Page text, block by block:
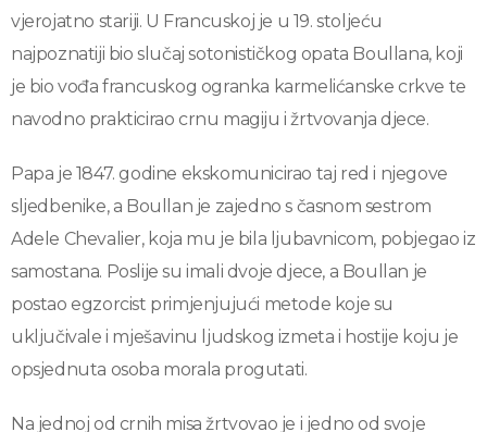
vjerojatno stariji. U Francuskoj je u 19. stoljeću
najpoznatiji bio slučaj sotonističkog opata Boullana, koji
je bio vođa francuskog ogranka karmelićanske crkve te
navodno prakticirao crnu magiju i žrtvovanja djece.
Papa je 1847. godine ekskomunicirao taj red i njegove
sljedbenike, a Boullan je zajedno s časnom sestrom
Adele Chevalier, koja mu je bila ljubavnicom, pobjegao iz
samostana. Poslije su imali dvoje djece, a Boullan je
postao egzorcist primjenjujući metode koje su
uključivale i mješavinu ljudskog izmeta i hostije koju je
opsjednuta osoba morala progutati.
Na jednoj od crnih misa žrtvovao je i jedno od svoje